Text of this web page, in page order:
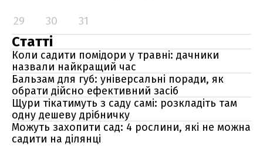
29
30 31
Статті
Коли садити помідори у травні: дачники
назвали найкращий час
Бальзам для губ: універсальні поради, як
обрати дійсно ефективний засіб
Щури тікатимуть з саду самі: розкладіть там
одну дешеву дрібничку
Можуть захопити сад: 4 рослини, які не можна
садити на ділянці